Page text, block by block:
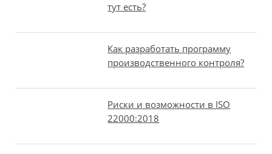
тут есть?
Как разработать программу
производственного контроля?
Риски и возможности в ISO
22000:2018